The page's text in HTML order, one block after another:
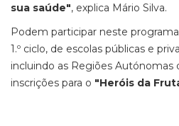
sua saúde", explica Mário Silva.
Podem participar neste
1.º ciclo, de escolas públicas e
incluindo as Regiões Autónomas
inscrições para o "Heróis da